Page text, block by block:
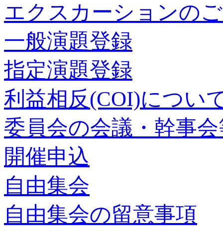
エクスカーションの
一般演題登録
指定演題登録
利益相反(COI)につい
委員会の会議・幹事
開催申込
自由集会
自由集会の留意事項